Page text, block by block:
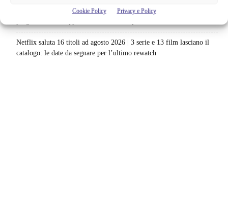
Cookie Policy Privacy e Policy
Sony ferma i film sui personaggi di Spider-Man, nessun nuovo
Netflix saluta 16 titoli ad agosto 2026 | 3 serie e 13 film lasciano il
catalogo: le date da segnare per l’ultimo rewatch